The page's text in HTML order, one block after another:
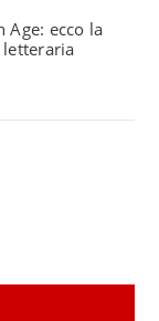
Age: ecco la
letteraria